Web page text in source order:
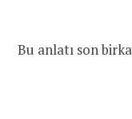
Bu anlatı son